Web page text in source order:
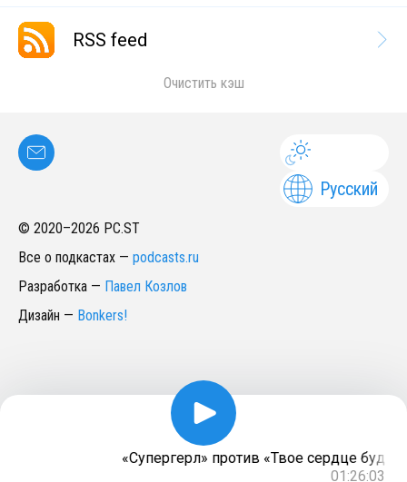
RSS feed
Очистить кэш
Русский
© 2020–2026 PC.ST
Все о подкастах — podcasts.ru
Разработка — Павел Козлов
Дизайн — Bonkers!
«Супергерл» против «Твое сердце будет
01:26:03